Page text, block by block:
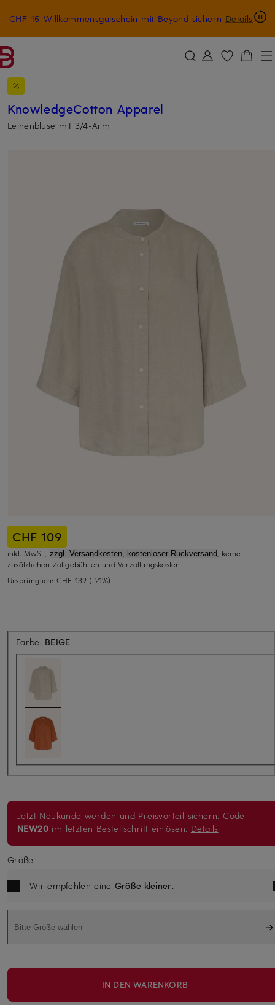
ZUM HAUPTINHALT ÜBERSPRINGEN ZUM SUCHFELD ÜBERSPRINGEN
CHF 15-Willkommensgutschein mit Beyond sichern Details
KnowledgeCotton Apparel
Leinenbluse mit 3/4-Arm
CHF 109
inkl. MwSt., zzgl. Versandkosten, kostenloser Rückversand, keine
zusätzlichen Zollgebühren und Verzollungskosten
Ursprünglich: CHF 139 (-21%)
Farbe: BEIGE
Jetzt Neukunde werden und Preisvorteil sichern. Code
NEW20 im letzten Bestellschritt einlösen. Details
Größe
Wir empfehlen eine Größe kleiner.
Bitte Größe wählen
IN DEN WARENKORB